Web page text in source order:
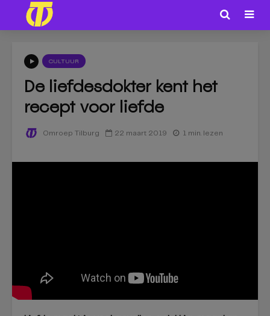
CULTUUR
De liefdesdokter kent het
recept voor liefde
Omroep Tilburg 22 maart 2019 1 min. lezen